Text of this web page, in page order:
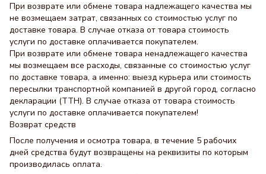
При возврате или обмене товара надлежащего качества мы
не возмещаем затрат, связанных со стоимостью услуг по
доставке товара. В случае отказа от товара стоимость
услуги по доставке оплачивается покупателем.
При возврате или обмене товара ненадлежащего качества
мы возмещаем все расходы, связанные со стоимостью услуг
по доставке товара, а именно: выезд курьера или стоимость
пересылки транспортной компанией в другой город, согласно
декларации (ТТН). В случае отказа от товара стоимость
услуги по доставке оплачивается покупателем!
Возврат средств
После получения и осмотра товара, в течение 5 рабочих
дней средства будут возвращены на реквизиты по которым
производилась оплата.